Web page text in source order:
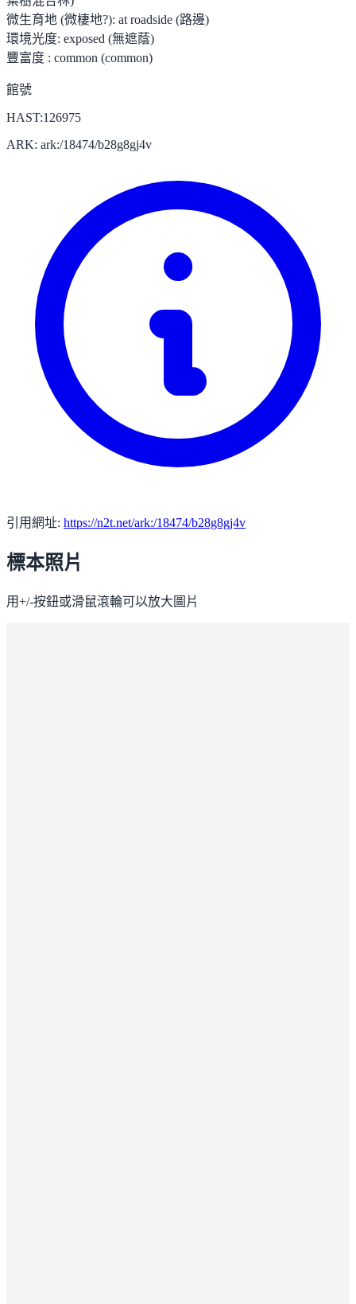
微生育地 (微棲地?): at roadside (路邊)
環境光度: exposed (無遮蔭)
豐富度 : common (common)
館號
HAST:126975
ARK: ark:/18474/b28g8gj4v
引用網址: https://n2t.net/ark:/18474/b28g8gj4v
標本照片
用+/-按鈕或滑鼠滾輪可以放大圖片